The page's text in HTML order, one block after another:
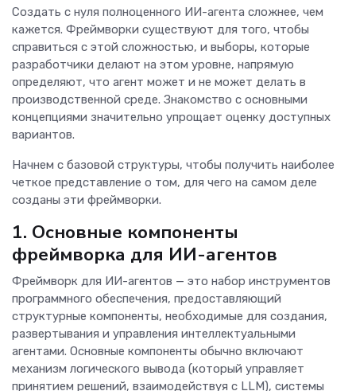
Создать с нуля полноценного ИИ-агента сложнее, чем
кажется. Фреймворки существуют для того, чтобы
справиться с этой сложностью, и выборы, которые
разработчики делают на этом уровне, напрямую
определяют, что агент может и не может делать в
производственной среде. Знакомство с основными
концепциями значительно упрощает оценку доступных
вариантов.
Начнем с базовой структуры, чтобы получить наиболее
четкое представление о том, для чего на самом деле
созданы эти фреймворки.
1. Основные компоненты
фреймворка для ИИ-агентов
Фреймворк для ИИ-агентов — это набор инструментов
программного обеспечения, предоставляющий
структурные компоненты, необходимые для создания,
развертывания и управления интеллектуальными
агентами. Основные компоненты обычно включают
механизм логического вывода (который управляет
принятием решений, взаимодействуя с LLM), системы